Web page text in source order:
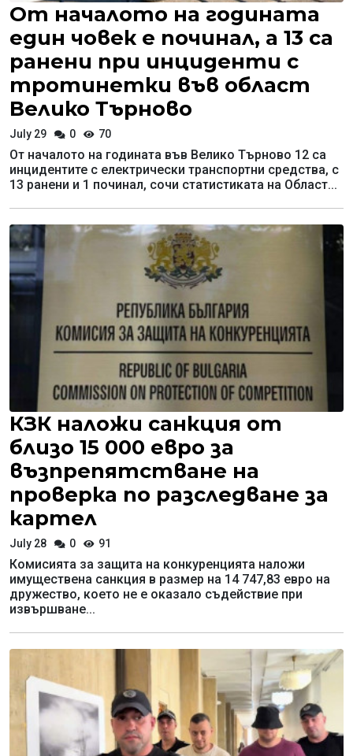
От началото на годината
един човек е починал, а 13 са
ранени при инциденти с
тротинетки във област
Велико Търново
July 29 0 70
От началото на годината във Велико Търново 12 са
инцидентите с електрически транспортни средства, с
13 ранени и 1 починал, сочи статистиката на Област...
КЗК наложи санкция от
близо 15 000 евро за
възпрепятстване на
проверка по разследване за
картел
July 28 0 91
Комисията за защита на конкуренцията наложи
имуществена санкция в размер на 14 747,83 евро на
дружество, което не е оказало съдействие при
извършване...